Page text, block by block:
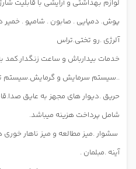
لوازم بهداشتی و آرایشی با قابلیت
پوش. دمپایی . صابون . شامپو .
آلرژی .رو تختی.تراس
خدمات بیدارباش و ساعت زنگدار.کمد
..سیستم سرمایش و گرمایش.سیستم
حریق .دیوار های مجهز به عایق
شامل پرداخت هزینه میباشد.
سشوار .میز مطالعه و میز ناهار خوری
آینه .مبلمان .